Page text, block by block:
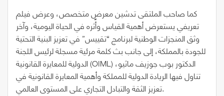
كما صاحب الملتقى تدشين معرضٍ متخصص، وعرض فيلم
تعريفي يستعرض أهمية القياس وأثره في الحياة اليومية، وآخر
وثق المنجزات الوطنية لبرنامج “تقييس” في تعزيز البنية التحتية
للجودة بالمملكة، إلى جانب بث كلمة مرئية مسجلة لرئيس اللجنة
الدولية للمعايرة القانونية (OIML) الدكتور بوب جوزيف ماثيو،
تناول فيها الريادة الدولية للمملكة وأهمية المعايرة القانونية في
تعزيز الثقة والتبادل التجاري على المستوى العالمي.